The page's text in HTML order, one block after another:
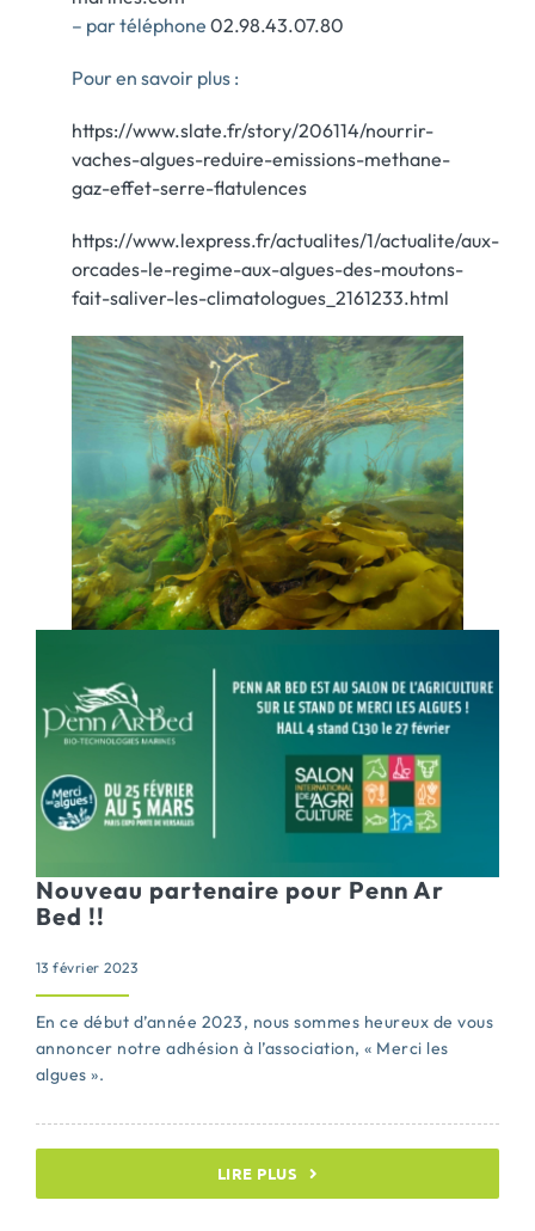
– par téléphone 02.98.43.07.80
Pour en savoir plus :
https://www.slate.fr/story/206114/nourrir-
vaches-algues-reduire-emissions-methane-
gaz-effet-serre-flatulences
https://www.lexpress.fr/actualites/1/actualite/aux-
orcades-le-regime-aux-algues-des-moutons-
fait-saliver-les-climatologues_2161233.html
Nouveau partenaire pour Penn Ar
Bed !!
13 février 2023
En ce début d’année 2023, nous sommes heureux de vous
annoncer notre adhésion à l’association, « Merci les
algues ».
LIRE PLUS